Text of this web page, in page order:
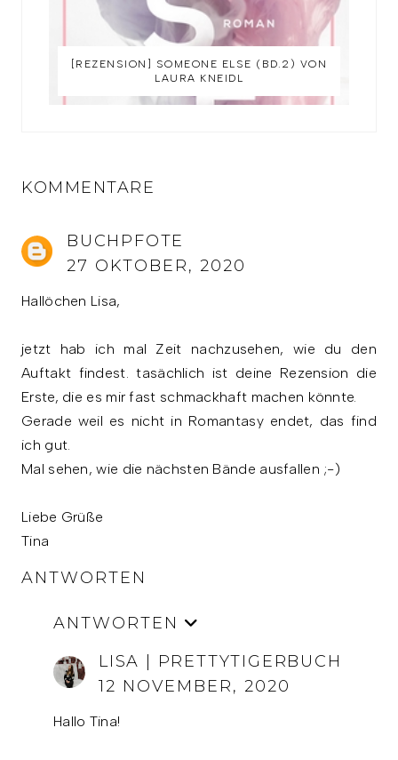
[REZENSION] SOMEONE ELSE (BD.2) VON
LAURA KNEIDL
KOMMENTARE
BUCHPFOTE
27 OKTOBER, 2020
Hallöchen Lisa,
jetzt hab ich mal Zeit nachzusehen, wie du den
Auftakt findest. tasächlich ist deine Rezension die
Erste, die es mir fast schmackhaft machen könnte.
Gerade weil es nicht in Romantasy endet, das find
ich gut.
Mal sehen, wie die nächsten Bände ausfallen ;-)
Liebe Grüße
Tina
ANTWORTEN
ANTWORTEN
LISA | PRETTYTIGERBUCH
12 NOVEMBER, 2020
Hallo Tina!